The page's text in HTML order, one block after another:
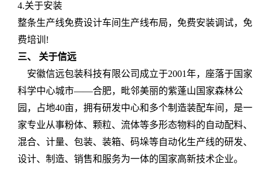
4.关于安装
整条生产线免费设计车间生产线布局，免费安装调试，免
费培训 !
三、 关于信远
安徽信远包装科技有限公司成立于2001年，座落于国家
科学中心城市——合肥，毗邻美丽的紫蓬山国家森林公
园，占地40亩，拥有研发中心和多个制造装配车间，是一
家专业从事粉体、颗粒、流体等多形态物料的自动配料、
混合、计量、包装、装箱、码垛等自动化生产线的研发、
设计、制造、销售和服务为一体的国家高新技术企业。